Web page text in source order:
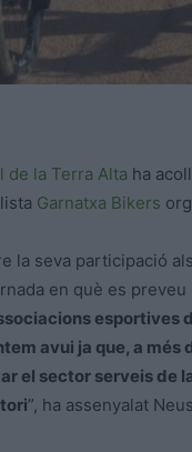
de la Terra Alta ha
Garnatxa Bikers
la seva participació
en què es
esportives
avui ja que, a
el sector serveis de
”, ha assenyalat